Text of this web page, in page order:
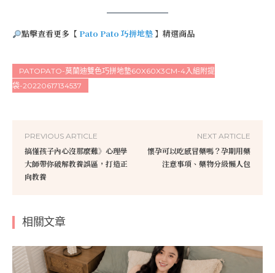
點擊查看更多【 Pato Pato 巧拼地墊】精選商品
PATOPATO-莫蘭迪雙色巧拼地墊60X60X3CM-4入組附提
袋-20220617134537
PREVIOUS ARTICLE
搞懂孩子內心沒那麼難》心理學
大師帶你破解教養誤區，打造正
向教養
NEXT ARTICLE
懷孕可以吃感冒藥嗎？孕期用藥
注意事項、藥物分級懶人包
相關文章